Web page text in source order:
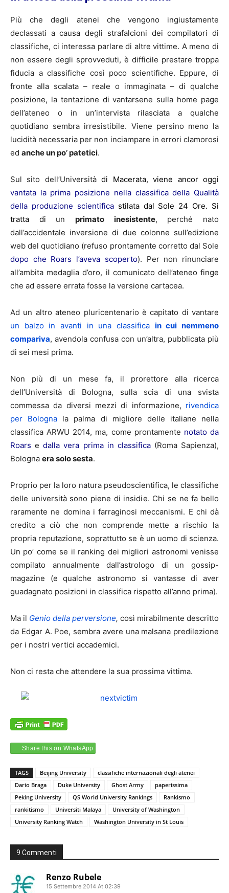
Più che degli atenei che vengono ingiustamente
declassati a causa degli strafalcioni dei compilatori di
classifiche, ci interessa parlare di altre vittime. A meno di
non essere degli sprovveduti, è difficile prestare troppa
fiducia a classifiche così poco scientifiche. Eppure, di
fronte alla scalata – reale o immaginata – di qualche
posizione, la tentazione di vantarsene sulla home page
dell’ateneo o in un’intervista rilasciata a qualche
quotidiano sembra irresistibile. Viene persino meno la
lucidità necessaria per non inciampare in errori clamorosi
ed anche un po’ patetici.
Sul sito dell’Universitàdi Macerata, viene ancor oggi
vantata la prima posizione nella classifica della Qualità
della produzione scientificastilata dal Sole 24 Ore. Si
tratta di unprimato inesistente, perché nato
dall’accidentale inversione di due colonne sull’edizione
web del quotidiano (refuso prontamente corretto dal Sole
dopo che Roars l’aveva scoperto). Per non rinunciare
all’ambita medaglia d’oro, il comunicato dell’ateneo finge
che ad essere errata fosse la versione cartacea.
Ad un altro ateneo pluricentenario è capitato di vantare
un balzo in avanti in una classifica in cui nemmeno
compariva, avendola confusa con un’altra, pubblicata più
di sei mesi prima.
Non più di un mese fa, il prorettore alla ricerca
dell’Università di Bologna, sulla scia di una svista
commessa da diversi mezzi di informazione, rivendica
per Bologna la palma di migliore delle italiane nella
classifica ARWU 2014, ma, come prontamente notato da
Roars edalla vera prima in classifica(Roma Sapienza),
Bologna era solo sesta.
Proprio per la loro natura pseudoscientifica, le classifiche
delle università sono piene di insidie. Chi se ne fa bello
raramente ne domina i farraginosi meccanismi. E chi dà
credito a ciò che non comprende mette a rischio la
propria reputazione, soprattutto se è un uomo di scienza.
Un po’ come se il ranking dei migliori astronomi venisse
compilato annualmente dall’astrologo di un gossip-
magazine (e qualche astronomo si vantasse di aver
guadagnato posizioni in classifica rispetto all’anno prima).
Ma il Genio della perversione, così mirabilmente descritto
da Edgar A. Poe, sembra avere una malsana predilezione
per i nostri vertici accademici.
Non ci resta che attendere la sua prossima vittima.
Share this on WhatsApp
TAGS Beijing University
classifiche internazionali degli atenei
Dario Braga
Duke University Ghost Army
paperissima
Peking University
QS World University Rankings
Rankismo
rankitismo
Universiti Malaya
University of Washington
University Ranking Watch
Washington University in St Louis
9 Commenti
Renzo Rubele
15 Settembre 2014 At 02:39